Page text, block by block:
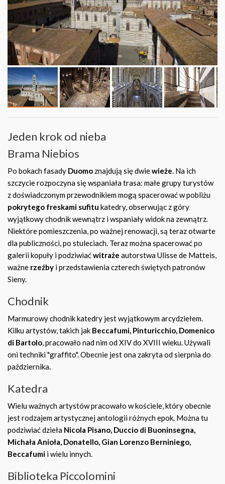
Jeden krok od nieba
Brama Niebios
Po bokach fasady Duomo znajdują się dwiewieże. Na ich
szczycie rozpoczyna się wspaniała trasa: małe grupy turystów
z doświadczonym przewodnikiem mogą spacerować w pobliżu
pokrytego freskami sufitu katedry, obserwując z góry
wyjątkowy chodnik wewnątrz i wspaniały widok na zewnątrz.
Niektóre pomieszczenia, po ważnej renowacji, są teraz otwarte
dla publiczności, po stuleciach. Teraz można spacerować po
galerii kopuły i podziwiaćwitraże autorstwa Ulisse de Matteis,
ważne rzeźby i przedstawienia czterech świętych patronów
Sieny.
Chodnik
Marmurowy chodnik katedry jest wyjątkowym arcydziełem.
Kilku artystów, takich jak Beccafumi, Pinturicchio, Domenico
di Bartolo, pracowało nad nim od XIV do XVIII wieku. Używali
oni techniki "graffito". Obecnie jest ona zakryta od sierpnia do
października.
Katedra
Wielu ważnych artystów pracowało w kościele, który obecnie
jest rodzajem artystycznej antologii różnych epok. Można tu
podziwiać dzieła Nicola Pisano, Duccio di Buoninsegna,
Michała Anioła, Donatello, Gian Lorenzo Berniniego,
Beccafumi i wielu innych.
Biblioteka Piccolomini